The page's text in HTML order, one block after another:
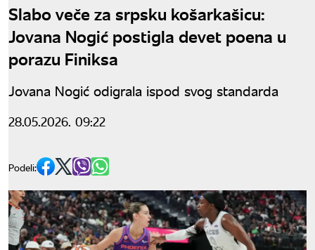
Slabo veče za srpsku košarkašicu:
Jovana Nogić postigla devet poena u
porazu Finiksa
Jovana Nogić odigrala ispod svog standarda
28.05.2026. 09:22
Podeli: